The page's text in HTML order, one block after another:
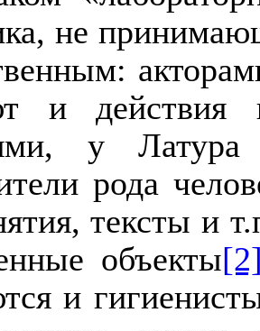
не
и действия
у
рода
тексты и
объекты
и